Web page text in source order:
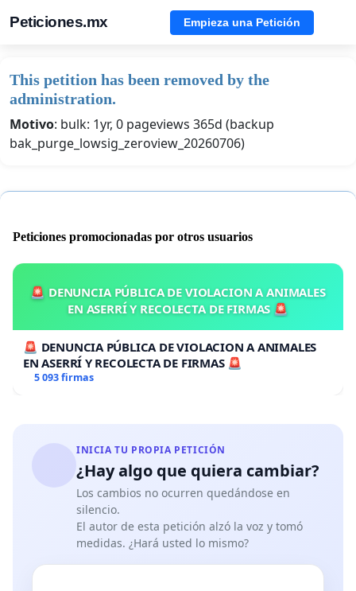
Peticiones.mx Empieza una Petición
This petition has been removed by the
administration.
Motivo: bulk: 1yr, 0 pageviews 365d (backup
bak_purge_lowsig_zeroview_20260706)
Peticiones promocionadas por otros usuarios
🚨 DENUNCIA PÚBLICA DE VIOLACION A ANIMALES
EN ASERRÍ Y RECOLECTA DE FIRMAS 🚨
🚨 DENUNCIA PÚBLICA DE VIOLACION A ANIMALES
EN ASERRÍ Y RECOLECTA DE FIRMAS 🚨
5 093 firmas
INICIA TU PROPIA PETICIÓN
¿Hay algo que quiera cambiar?
Los cambios no ocurren quedándose en
silencio.
El autor de esta petición alzó la voz y tomó
medidas. ¿Hará usted lo mismo?